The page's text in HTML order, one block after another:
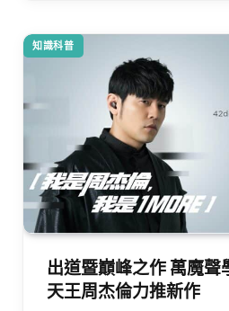
知識科普
出道暨巔峰之作 萬魔聲
天王周杰倫力推新作